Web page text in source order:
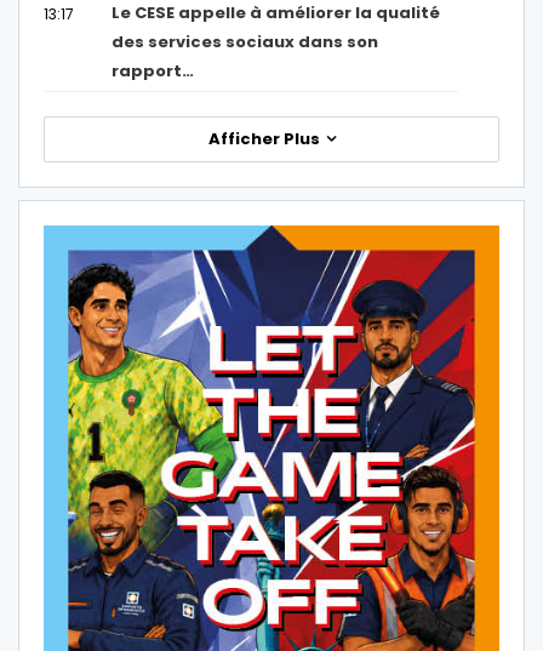
13:17
Le CESE appelle à améliorer la qualité
des services sociaux dans son
rapport…
Afficher Plus